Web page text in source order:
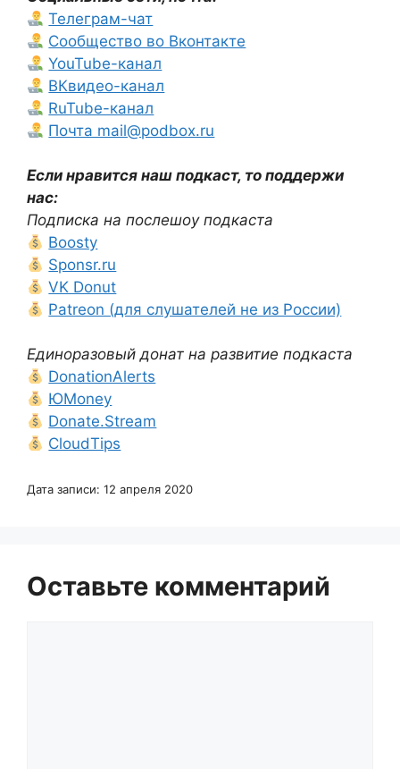
Телеграм-чат
Сообщество во Вконтакте
YouTube-канал
ВКвидео-канал
RuTube-канал
Почта mail@podbox.ru
Если нравится наш подкаст, то поддержи
нас:
Подписка на послешоу подкаста
Boosty
Sponsr.ru
VK Donut
Patreon (для слушателей не из России)
Единоразовый донат на развитие подкаста
DonationAlerts
ЮMoney
Donate.Stream
CloudTips
Дата записи: 12 апреля 2020
Оставьте комментарий